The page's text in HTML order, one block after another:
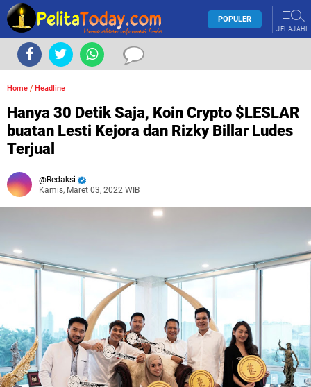
POPULER
JELAJAHI
Home / Headline
Hanya 30 Detik Saja, Koin Crypto $LESLAR
buatan Lesti Kejora dan Rizky Billar Ludes
Terjual
Redaksi
Kamis, Maret 03, 2022 WIB